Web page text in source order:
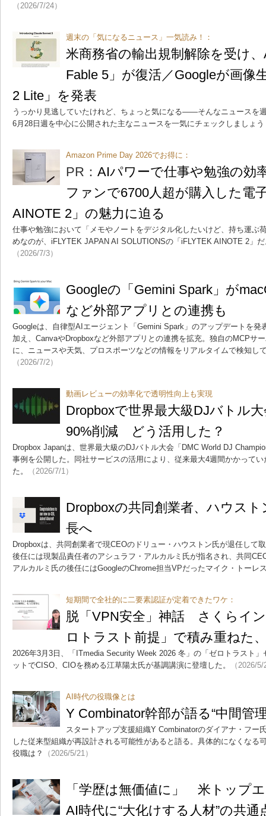
（2026/7/24）
週末の「気になるニュース」一気読み！：
米商務省の輸出規制解除を受け
Fable 5」が復活／Googleが画像
2 Lite」を発表
うっかり見逃していたけれど、ちょっと気になる――そんなニュースを
6月28日週を中心に公開された主なニュースを一気にチェックしましょう
Amazon Prime Day 2026でお得に：
PR： AIパワーで仕事や勉強の
ファンで6700人超が購入した電
AINOTE 2」の魅力に迫る
仕事や勉強において「メモやノートをデジタル化したいけど、持ち運ぶ
めなのが、iFLYTEK JAPAN AI SOLUTIONSの「iFLYTEK AINOTE 2」
（2026/7/3）
Googleの「Gemini Spark」が
など外部アプリとの連携も
Googleは、自律型AIエージェント「Gemini Spark」のアップデートを発
加え、CanvaやDropboxなど外部アプリとの連携を拡充。独自のMCPサ
に、ニュースや天気、プロスポーツなどの情報をリアルタイムで検知し
（2026/7/2）
動画レビューの効率化で透明性向上も実現
Dropboxで世界最大級DJバトル
90%削減 どう活用した？
Dropbox Japanは、世界最大級のDJバトル大会「DMC World DJ
事例を公開した。同社サービスの活用により、従来最大4週間かかって
た。
（2026/7/1）
Dropboxの共同創業者、ハウス
長へ
Dropboxは、共同創業者で現CEOのドリュー・ハウストン氏が退任して
後任には現製品責任者のアシュラフ・アルカルミ氏が指名され、共同
アルカルミ氏の後任にはGoogleのChrome担当VPだったマイク・トーレ
短期間で全社的に二要素認証が定着できたワケ：
脱「VPN安全」神話 さくらイ
ロトラスト前提」で積み重ねた
2026年3月3日、「ITmedia Security Week 2026 冬」の「ゼロトラスト
ットでCISO、CIOを務める江草陽太氏が基調講演に登壇した。
（2026/
AI時代の役職像とは
Y Combinator幹部が語る“中間管
スタートアップ支援組織Y Combinatorのダイアナ・フー
した従来型組織が再設計される可能性があると語る。具体的になくなる
役職は？
（2026/5/21）
「学歴は無価値に」 米トップ
AI時代に“大化けする人材”の共通